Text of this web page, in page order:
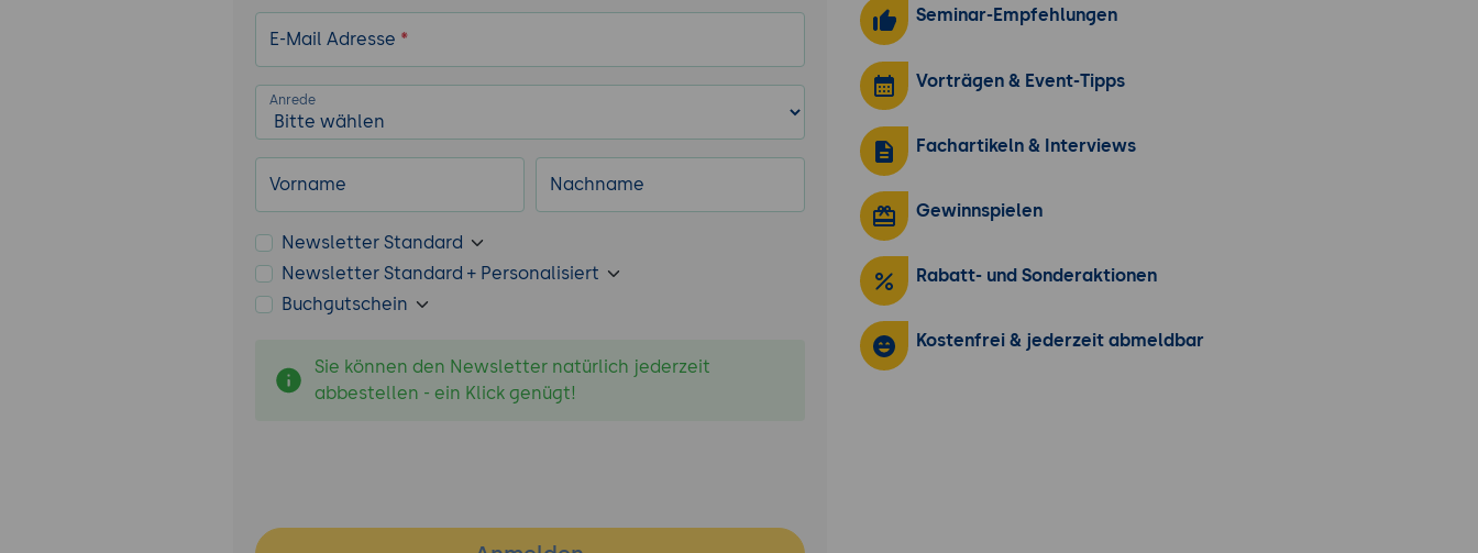
E-Mail Adresse *
Anrede
Vorname Nachname
Newsletter Standard
Newsletter Standard + Personalisiert
Buchgutschein
Sie können den Newsletter natürlich jederzeit
abbestellen - ein Klick genügt!
Seminar-Empfehlungen
Vorträgen & Event-Tipps
Fachartikeln & Interviews
Gewinnspielen
Rabatt- und Sonderaktionen
Kostenfrei & jederzeit abmeldbar